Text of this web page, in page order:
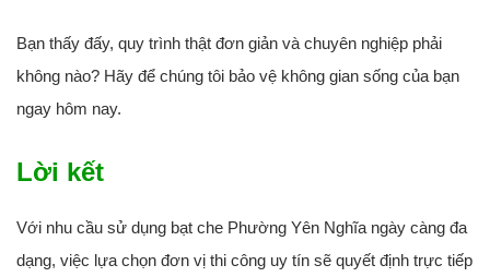
Bạn thấy đấy, quy trình thật đơn giản và chuyên nghiệp phải
không nào? Hãy để chúng tôi bảo vệ không gian sống của bạn
ngay hôm nay.
Lời kết
Với nhu cầu sử dụng bạt che Phường Yên Nghĩa ngày càng đa
dạng, việc lựa chọn đơn vị thi công uy tín sẽ quyết định trực tiếp